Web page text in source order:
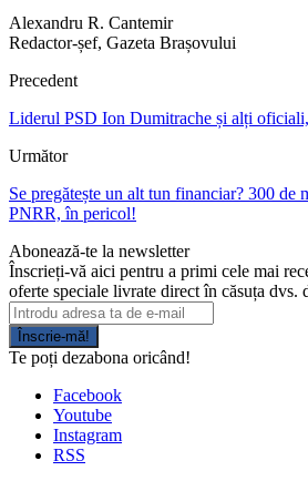
Alexandru R. Cantemir
Redactor-șef, Gazeta Brașovului
Precedent
Liderul PSD Ion Dumitrache și alți
Următor
Se pregătește un alt tun financiar? 300 de
PNRR, în pericol!
Abonează-te la newsletter
Înscrieți-vă aici pentru a primi cele mai
oferte speciale livrate direct în căsuța dvs.
Înscrie-mă!
Te poți dezabona oricând!
Facebook
Youtube
Instagram
RSS